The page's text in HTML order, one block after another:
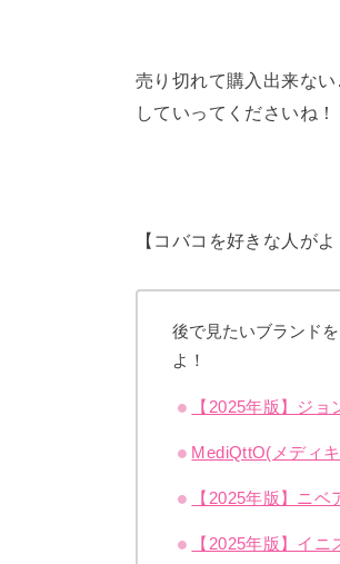
売り切れて購入出来な
していってくださいね！
【コバコを好きな人が
後で見たいブランド
よ！
【2025年版】ジ
MediQttO(メディ
【2025年版】ニ
【2025年版】イ